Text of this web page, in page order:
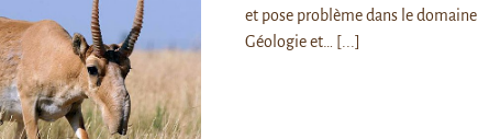
et pose problème dans le
Géologie et…
[...]